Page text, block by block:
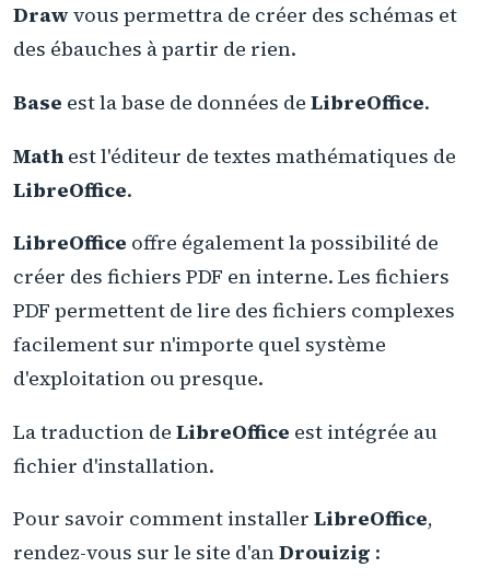
Draw vous permettra de créer des schémas et
des ébauches à partir de rien.
Base est la base de données de LibreOffice.
Math est l'éditeur de textes mathématiques de
LibreOffice.
LibreOffice offre également la possibilité de
créer des fichiers PDF en interne. Les fichiers
PDF permettent de lire des fichiers complexes
facilement sur n'importe quel système
d'exploitation ou presque.
La traduction de LibreOffice est intégrée au
fichier d'installation.
Pour savoir comment installer LibreOffice,
rendez-vous sur le site d'anDrouizig :